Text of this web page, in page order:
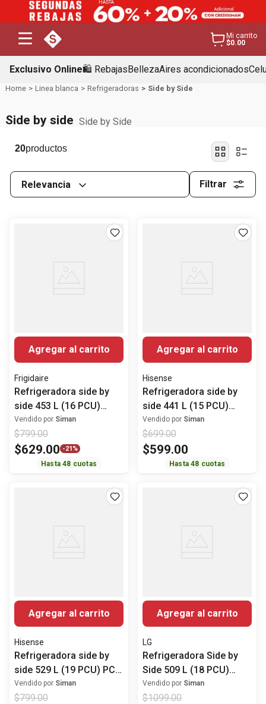
Mi carrito
$0.00
Exclusivo Online🛍️ RebajasBellezaAires acondicionados
Linea blanca Refrigeradoras Side by Side
Side by side Side by Side
20
Relevancia Filtrar
Agregar al carrito
Frigidaire
Refrigeradora side by
side 453 L (16 PCU)
Inverter FRS16F7N5ES
Frigidaire
Vendido por Siman
$799.00
$629.00 -21%
Hasta48 cuotas
Agregar al carrito
Hisense
Refrigeradora side by
side 441 L (15 PCU)
inverter RS3P428NEDA2
Hisense
Vendido por Siman
$699.00
$599.00
Hasta48 cuotas
Agregar al carrito
Hisense
Refrigeradora side by
side 529 L (19 PCU) PCU
No frost RS3P558NMCB
Hisense
Vendido por Siman
$799.00
Agregar al carrito
LG
Refrigeradora Side by
Side 509 L (18 PCU)
Inverter GS51BPP LG
Vendido por Siman
$1099.00